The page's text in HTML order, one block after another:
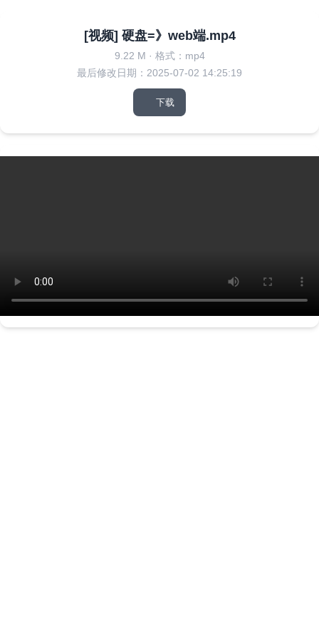
[视频] 硬盘=》web端.mp4
9.22 M · 格式：mp4
最后修改日期：2025-07-02 14:25:19
下载